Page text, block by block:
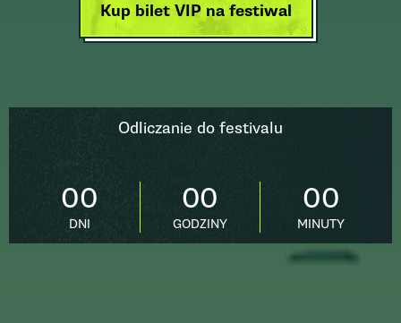
Kup bilet VIP na festiwal
Odliczanie do festivalu
00
DNI
00
GODZINY
00
MINUTY